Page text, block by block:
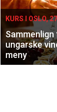
KURS I OSLO,
ungarske
meny